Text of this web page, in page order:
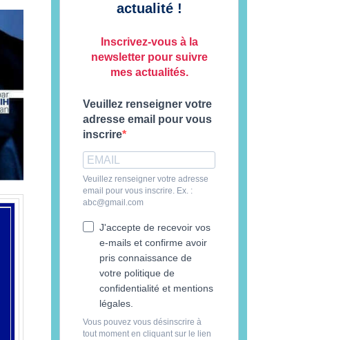
actualité !
Inscrivez-vous à la
newsletter pour suivre
mes actualités.
Veuillez renseigner votre
adresse email pour vous
inscrire
Veuillez renseigner votre adresse
email pour vous inscrire. Ex. :
abc@gmail.com
J'accepte de recevoir vos
e-mails et confirme avoir
pris connaissance de
votre politique de
confidentialité et mentions
légales.
Vous pouvez vous désinscrire à
tout moment en cliquant sur le lien